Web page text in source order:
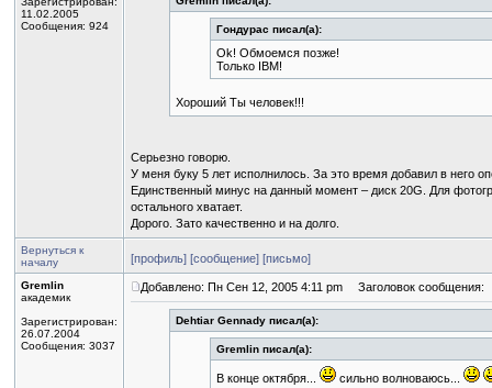
11.02.2005
Сообщения: 924
Гондурас писал(а):
Ok! Обмоемся позже!
Только IBM!
Хороший Ты человек!!!
Серьезно говорю.
У меня буку 5 лет исполнилось. За это время добавил в него
Единственный минус на данный момент – диск 20G. Для
остального хватает.
Дорого. Зато качественно и на долго.
Вернуться к
началу
[профиль] [сообщение] [письмо]
Gremlin
академик
Зарегистрирован:
26.07.2004
Сообщения: 3037
Добавлено: Пн Сен 12, 2005 4:11 pm Заголовок сообщения:
Dehtiar Gennady писал(а):
Gremlin писал(а):
В конце октября... сильно волноваюсь...